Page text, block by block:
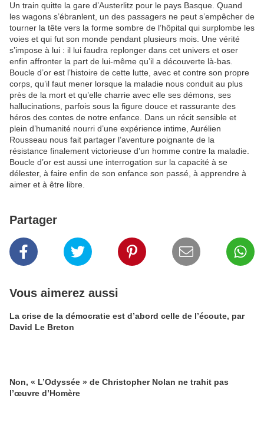
Un train quitte la gare d’Austerlitz pour le pays Basque. Quand
les wagons s’ébranlent, un des passagers ne peut s’empêcher de
tourner la tête vers la forme sombre de l’hôpital qui surplombe les
voies et qui fut son monde pendant plusieurs mois. Une vérité
s’impose à lui : il lui faudra replonger dans cet univers et oser
enfin affronter la part de lui-même qu’il a découverte là-bas.
Boucle d’or est l’histoire de cette lutte, avec et contre son propre
corps, qu’il faut mener lorsque la maladie nous conduit au plus
près de la mort et qu’elle charrie avec elle ses démons, ses
hallucinations, parfois sous la figure douce et rassurante des
héros des contes de notre enfance. Dans un récit sensible et
plein d’humanité nourri d’une expérience intime, Aurélien
Rousseau nous fait partager l’aventure poignante de la
résistance finalement victorieuse d’un homme contre la maladie.
Boucle d’or est aussi une interrogation sur la capacité à se
délester, à faire enfin de son enfance son passé, à apprendre à
aimer et à être libre.
Partager
Vous aimerez aussi
La crise de la démocratie est d’abord celle de l’écoute, par
David Le Breton
Non, « L’Odyssée » de Christopher Nolan ne trahit pas
l’œuvre d’Homère